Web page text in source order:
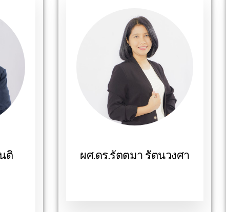
ติ ผศ.ดร.รัตตมา รัตนวงศา